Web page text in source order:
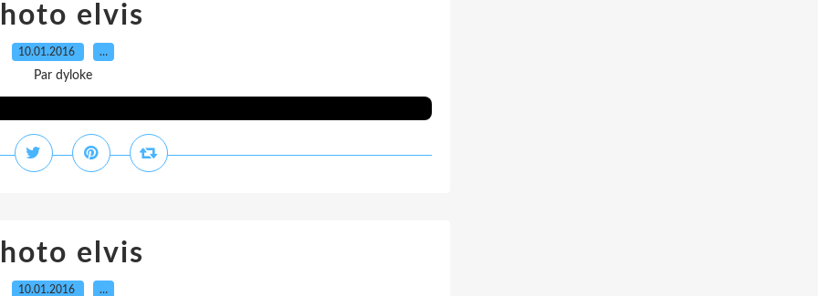
elvis
10.01.2016 …
Par dyloke
elvis
10.01.2016 …